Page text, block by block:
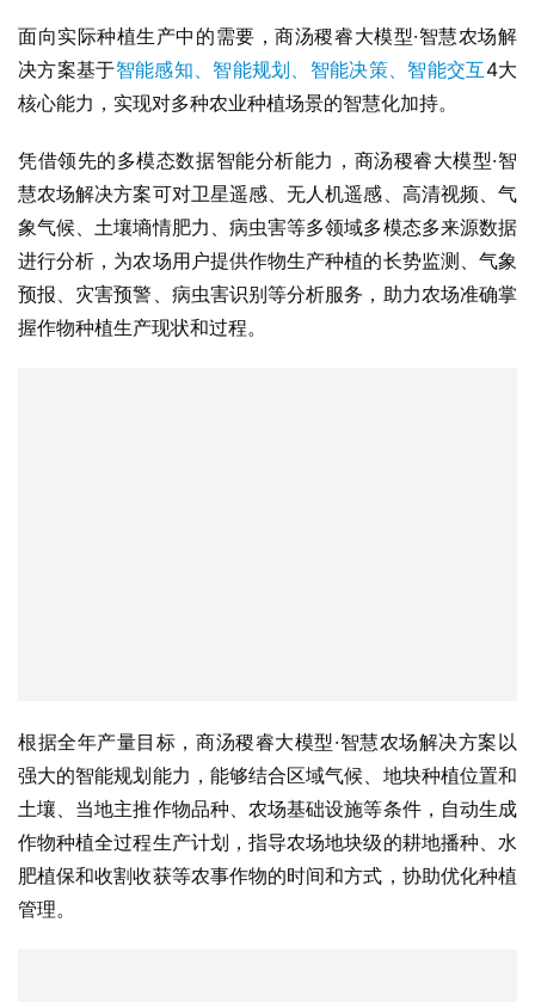
面向实际种植生产中的需要，商汤稷睿大模型·智慧农场解
决方案基于智能感知、智能规划、智能决策、 智能交互4大
核心能力，实现对多种农业种植场景的智慧化加持。
凭借领先的多模态数据智能分析能力，商汤稷睿大模型·智
慧农场解决方案可对卫星遥感、无人机遥感、高清视频、气
象气候、土壤墒情肥力、病虫害等多领域多模态多来源数据
进行分析，为农场用户提供作物生产种植的长势监测、气象
预报、灾害预警、病虫害识别等分析服务，助力农场准确掌
握作物种植生产现状和过程。
根据全年产量目标，商汤稷睿大模型·智慧农场解决方案以
强大的智能规划能力，能够结合区域气候、地块种植位置和
土壤、当地主推作物品种、农场基础设施等条件，自动生成
作物种植全过程生产计划，指导农场地块级的耕地播种、水
肥植保和收割收获等农事作物的时间和方式，协助优化种植
管理。